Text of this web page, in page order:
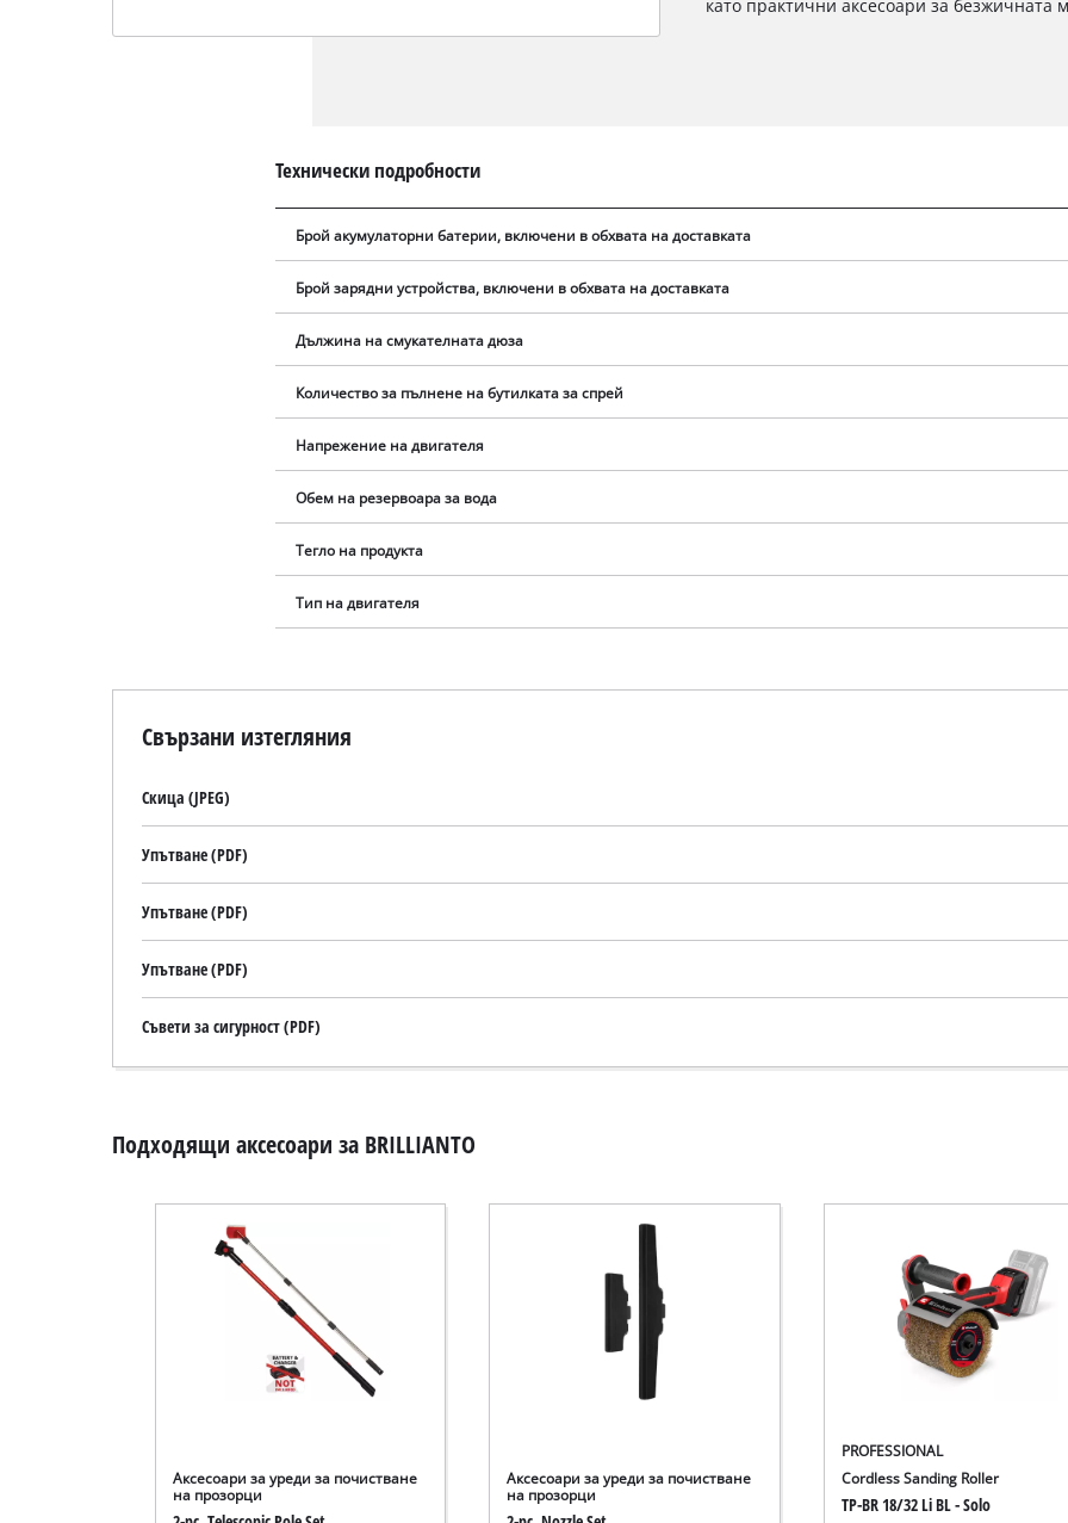
заредим услугата Google Maps!
This content is not permitted to load due
Management Platform
като практични аксесоари за безжичната
Технически подробности
Брой акумулаторни батерии, включени в обхвата на доставката
Брой зарядни устройства, включени в обхвата на доставката
Дължина на смукателната дюза
Количество за пълнене на бутилката за спрей
Напрежение на двигателя
Обем на резервоара за вода
Тегло на продукта
Тип на двигателя
Свързани изтегляния
Скица (JPEG)
Упътване (PDF)
Упътване (PDF)
Упътване (PDF)
Съвети за сигурност (PDF)
Подходящи аксесоари за BRILLIANTO
Аксесоари за уреди за почистване
на прозорци
Аксесоари за уреди за почистване
на прозорци
PROFESSIONAL
Cordless Sanding Roller
TP-BR 18/32 Li BL - Solo